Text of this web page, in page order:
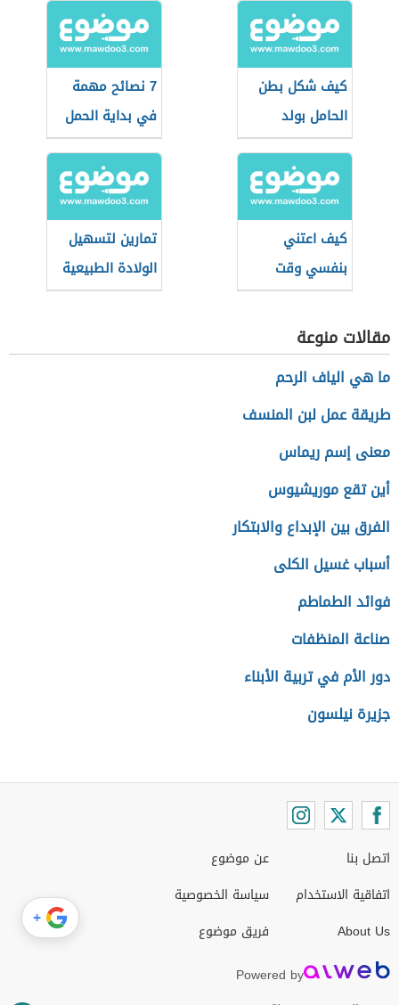
كيف شكل بطن
الحامل بولد
7 نصائح مهمة
في بداية الحمل
كيف اعتني
بنفسي وقت
الحمل
تمارين لتسهيل
الولادة الطبيعية
في الشهر التاسع
مقالات منوعة
ما هي الياف الرحم
طريقة عمل لبن المنسف
معنى إسم ريماس
أين تقع موريشيوس
الفرق بين الإبداع والابتكار
أسباب غسيل الكلى
فوائد الطماطم
صناعة المنظفات
دور الأم في تربية الأبناء
جزيرة نيلسون
اتصل بنا
اتفاقية الاستخدام
About Us
عن موضوع
سياسة الخصوصية
فريق موضوع
Powered by
+